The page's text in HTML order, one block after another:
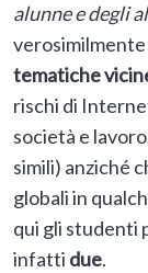
alunne e degli
verosimilmente
tematiche
rischi di
società e
simili) anziché
globali in
qui gli studenti
infatti due.